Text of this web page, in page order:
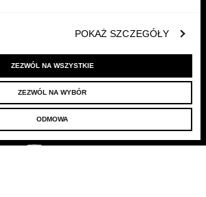
POKAŻ SZCZEGÓŁY
ZEZWÓL NA WSZYSTKIE
ZEZWÓL NA WYBÓR
ODMOWA
| POLITYKA PRYWATNOŚCI